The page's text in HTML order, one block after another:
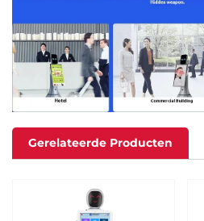
Gerelateerde Producten